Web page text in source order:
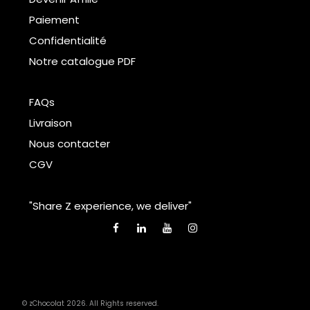
Paiement
Confidentialité
Notre catalogue PDF
FAQs
Livraison
Nous contacter
CGV
"Share Z experience, we deliver"
© zChocolat 2026. All Rights reserved.